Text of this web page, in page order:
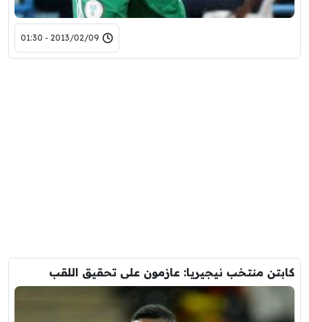
2013/02/09 - 01:30
كابتن منتخب نيجيريا: عازمون على تحقيق اللقب